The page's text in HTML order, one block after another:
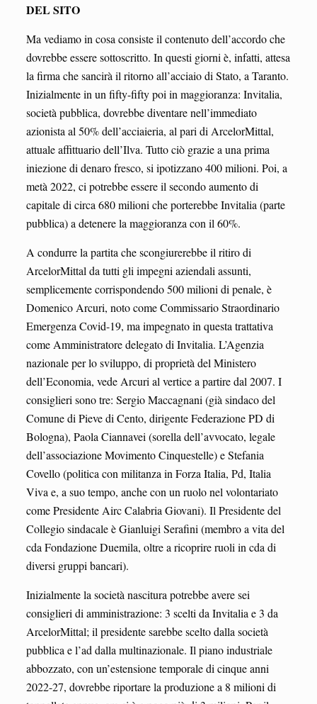
DEL SITO
Ma vediamo in cosa consiste il contenuto dell’accordo che
dovrebbe essere sottoscritto. In questi giorni è, infatti, attesa
la firma che sancirà il ritorno all’acciaio di Stato, a Taranto.
Inizialmente in un fifty-fifty poi in maggioranza: Invitalia,
società pubblica, dovrebbe diventare nell’immediato
azionista al 50% dell’acciaieria, al pari di ArcelorMittal,
attuale affittuario dell’Ilva. Tutto ciò grazie a una prima
iniezione di denaro fresco, si ipotizzano 400 milioni. Poi, a
metà 2022, ci potrebbe essere il secondo aumento di
capitale di circa 680 milioni che porterebbe Invitalia (parte
pubblica) a detenere la maggioranza con il 60%.
A condurre la partita che scongiurerebbe il ritiro di
ArcelorMittal da tutti gli impegni aziendali assunti,
semplicemente corrispondendo 500 milioni di penale, è
Domenico Arcuri, noto come Commissario Straordinario
Emergenza Covid-19, ma impegnato in questa trattativa
come Amministratore delegato di Invitalia. L’Agenzia
nazionale per lo sviluppo, di proprietà del Ministero
dell’Economia, vede Arcuri al vertice a partire dal 2007. I
consiglieri sono tre: Sergio Maccagnani (già sindaco del
Comune di Pieve di Cento, dirigente Federazione PD di
Bologna), Paola Ciannavei (sorella dell’avvocato, legale
dell’associazione Movimento Cinquestelle) e Stefania
Covello (politica con militanza in Forza Italia, Pd, Italia
Viva e, a suo tempo, anche con un ruolo nel volontariato
come Presidente Airc Calabria Giovani). Il Presidente del
Collegio sindacale è Gianluigi Serafini (membro a vita del
cda Fondazione Duemila, oltre a ricoprire ruoli in cda di
diversi gruppi bancari).
Inizialmente la società nascitura potrebbe avere sei
consiglieri di amministrazione: 3 scelti da Invitalia e 3 da
ArcelorMittal; il presidente sarebbe scelto dalla società
pubblica e l’ad dalla multinazionale. Il piano industriale
abbozzato, con un’estensione temporale di cinque anni
2022-27, dovrebbe riportare la produzione a 8 milioni di